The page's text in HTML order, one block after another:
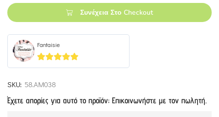
Συνέχεια Στο Checkout
Fantaisie
5out of 5
SKU: 58.ΑΜ038
Έχετε απορίες για αυτό το προϊόν; Επικοινωνήστε με τον πωλητή.